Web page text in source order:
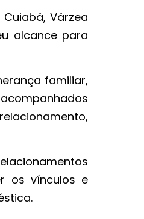
Várzea
alcance para
familiar,
os vínculos e